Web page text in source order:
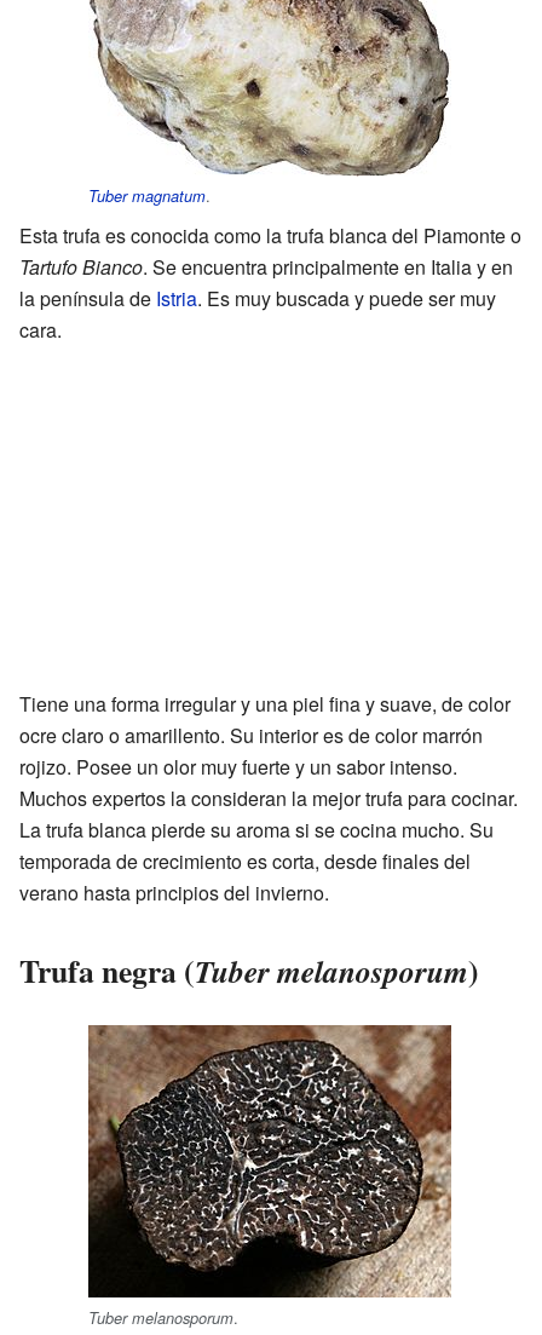
Tuber magnatum.
Esta trufa es conocida como la trufa blanca del Piamonte o
Tartufo Bianco. Se encuentra principalmente en Italia y en
la península de Istria. Es muy buscada y puede ser muy
cara.
Tiene una forma irregular y una piel fina y suave, de color
ocre claro o amarillento. Su interior es de color marrón
rojizo. Posee un olor muy fuerte y un sabor intenso.
Muchos expertos la consideran la mejor trufa para cocinar.
La trufa blanca pierde su aroma si se cocina mucho. Su
temporada de crecimiento es corta, desde finales del
verano hasta principios del invierno.
Trufa negra (Tuber melanosporum)
Tuber melanosporum.